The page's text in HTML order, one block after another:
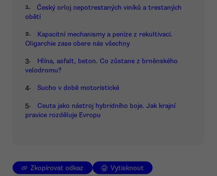
1.
Český orloj nepotrestaných viníků a trestaných
obětí
2.
Kapacitní mechanismy a peníze z rekultivací.
Oligarchie zase obere nás všechny
3.
Hlína, asfalt, beton. Co zůstane z brněnského
velodromu?
4. Sucho v době motoristické
5.
Ceuta jako nástroj hybridního boje. Jak krajní
pravice rozděluje Evropu
Zkopírovat odkaz Vytisknout